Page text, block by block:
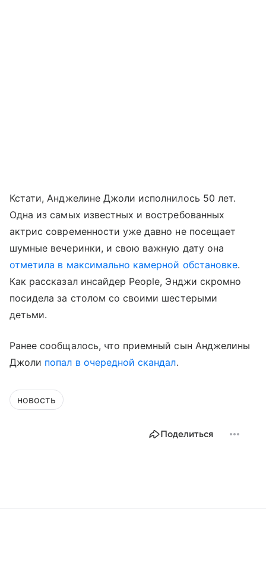
Кстати, Анджелине Джоли исполнилось 50 лет.
Одна из самых известных и востребованных
актрис современности уже давно не посещает
шумные вечеринки, и свою важную дату она
отметила в максимально камерной обстановке.
Как рассказал инсайдер People, Энджи скромно
посидела за столом со своими шестерыми
детьми.
Ранее сообщалось, что приемный сын Анджелины
Джоли попал в очередной скандал.
новость
Поделиться